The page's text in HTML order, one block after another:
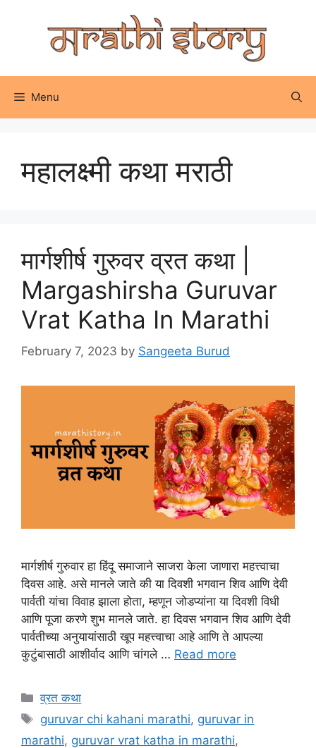
Menu
महालक्ष्मी कथा मराठी
मार्गशीर्ष गुरुवर व्रत कथा |
Margashirsha Guruvar
Vrat Katha In Marathi
February 7, 2023 by Sangeeta Burud
मार्गशीर्ष गुरुवार हा हिंदू समाजाने साजरा केला जाणारा महत्त्वाचा
दिवस आहे. असे मानले जाते की या दिवशी भगवान शिव आणि देवी
पार्वती यांचा विवाह झाला होता, म्हणून जोडप्यांना या दिवशी विधी
आणि पूजा करणे शुभ मानले जाते. हा दिवस भगवान शिव आणि देवी
पार्वतीच्या अनुयायांसाठी खूप महत्त्वाचा आहे आणि ते आपल्या
कुटुंबासाठी आशीर्वाद आणि चांगले … Read more
Categories
व्रत कथा
Tags
guruvar chi kahani marathi, guruvar in
marathi, guruvar vrat katha in marathi,